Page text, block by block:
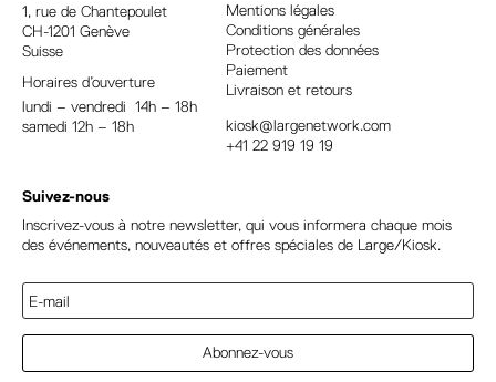
1, rue de Chantepoulet
CH-1201 Genève
Suisse
Horaires d’ouverture
lundi – vendredi 14h – 18h
samedi 12h – 18h
Mentions légales
Conditions générales
Protection des données
Paiement
Livraison et retours
kiosk@largenetwork.com
+41 22 919 19 19
Suivez-nous
Inscrivez-vous à notre newsletter, qui vous informera chaque mois
des événements, nouveautés et offres spéciales de Large/Kiosk.
Abonnez-vous